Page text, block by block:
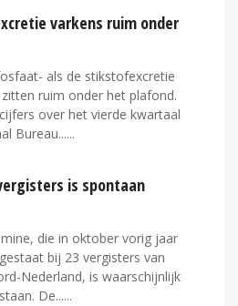
varkens ruim onder
als de stikstofexcretie
ruim onder het plafond.
over het vierde kwartaal
Bureau...
is spontaan
die in oktober vorig jaar
bij 23 vergisters van
Nederland, is waarschijnlijk
De...